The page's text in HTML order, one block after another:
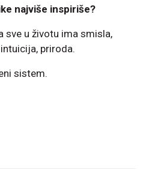
najviše inspiriše?
sve u životu ima smisla,
priroda.
sistem.